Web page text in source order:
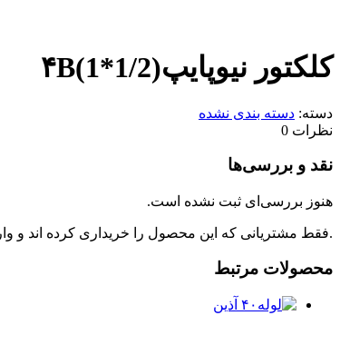
کلکتور نیوپایپ(۴B(1*1/2
دسته: دسته بندی نشده
نظرات 0
نقد و بررسی‌ها
هنوز بررسی‌ای ثبت نشده است.
.فقط مشتریانی که این محصول را خریداری کرده اند و
محصولات مرتبط